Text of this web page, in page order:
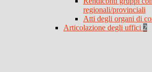
regionali/provinciali
Atti degli organi di
Articolazione degli uffici 2